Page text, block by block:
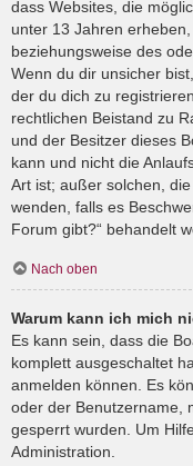
dass Websites, die
unter 13 Jahren
beziehungsweise des
Wenn du dir unsicher
der du dich zu
rechtlichen Beistand zu
und der Besitzer dieses
kann und nicht die
Art ist; außer solchen,
wenden, falls es
Forum gibt?“ behandelt
Nach oben
Warum kann ich mich
Es kann sein, dass die
komplett ausgeschaltet
anmelden können. Es
oder der Benutzername,
gesperrt wurden. Um
Administration.